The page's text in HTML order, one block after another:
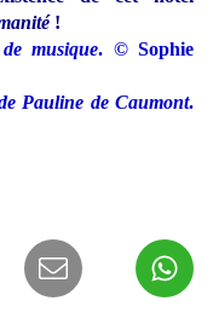
!
musique. © Sophie
Pauline de Caumont.